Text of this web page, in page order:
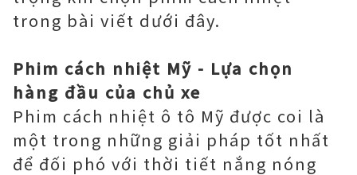
trong bài viết dưới đây.
Phim cách nhiệt Mỹ - Lựa chọn
hàng đầu của chủ xe
Phim cách nhiệt ô tô Mỹ được coi là
một trong những giải pháp tốt nhất
để đối phó với thời tiết nắng nóng